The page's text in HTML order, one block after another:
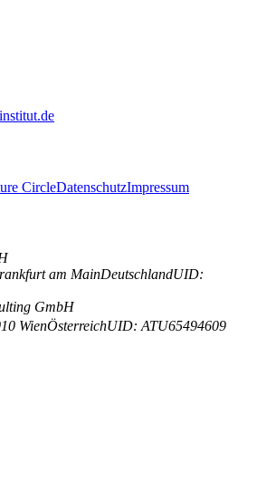
CircleDatenschutzImpressum
am MainDeutschlandUID:
GmbH
WienÖsterreichUID: ATU65494609